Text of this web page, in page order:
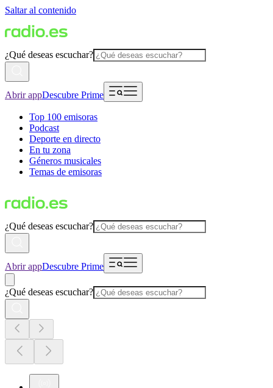
Saltar al contenido
¿Qué deseas escuchar?
Abrir appDescubre Prime
Top 100 emisoras
Podcast
Deporte en directo
En tu zona
Géneros musicales
Temas de emisoras
¿Qué deseas escuchar?
Abrir appDescubre Prime
¿Qué deseas escuchar?